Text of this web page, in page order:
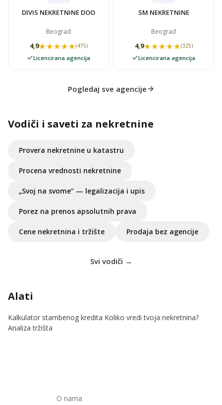
DIVIS NEKRETNINE DOO
Beograd
4,9★★★★★
★★★★★(475)
Licencirana agencija
SM NEKRETNINE
Beograd
4,9★★★★★
★★★★★(325)
Licencirana agencija
Pogledaj sve agencije
Vodiči i saveti za nekretnine
Provera nekretnine u katastru
Procena vrednosti nekretnine
„Svoj na svome“ — legalizacija i upis
Porez na prenos apsolutnih prava
Cene nekretnina i tržište Prodaja bez agencije
Svi vodiči →
Alati
Kalkulator stambenog kredita Koliko vredi tvoja nekretnina?
Analiza tržišta
O nama